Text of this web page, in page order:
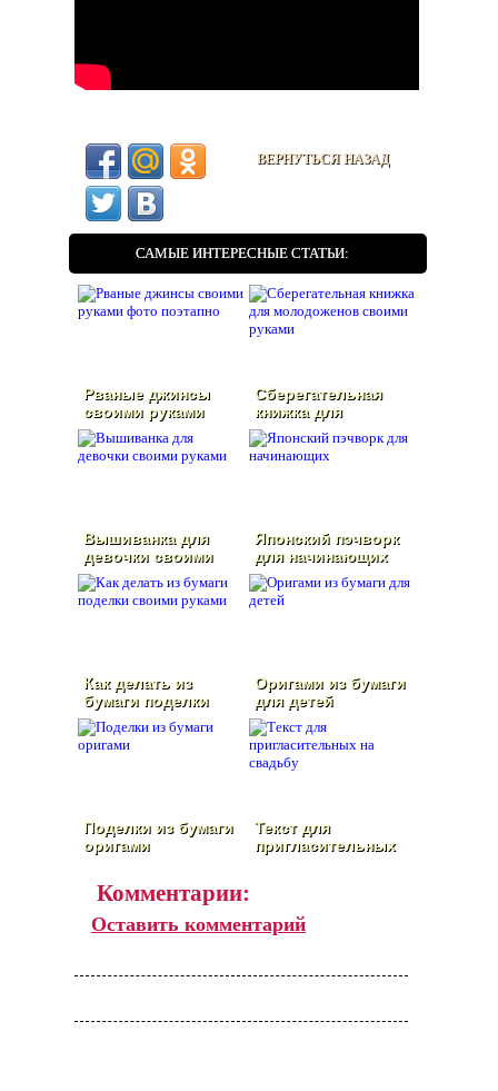
ВЕРНУТЬСЯ НАЗАД
САМЫЕ ИНТЕРЕСНЫЕ СТАТЬИ:
Рваные джинсы
своими руками
фото поэтапно
Сберегательная
книжка для
молодоженов
своими руками
Вышиванка для
девочки своими
руками
Японский пэчворк
для начинающих
Как делать из
бумаги поделки
своими руками
Оригами из бумаги
для детей
Поделки из бумаги
оригами
Текст для
пригласительных
Комментарии:
Оставить комментарий